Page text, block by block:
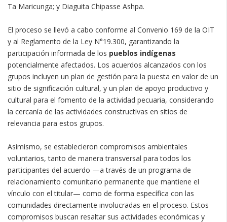
Ta Maricunga; y Diaguita Chipasse Ashpa.
El proceso se llevó a cabo conforme al Convenio 169 de la OIT
y al Reglamento de la Ley N°19.300, garantizando la
participación informada de los pueblos indígenas
potencialmente afectados. Los acuerdos alcanzados con los
grupos incluyen un plan de gestión para la puesta en valor de un
sitio de significación cultural, y un plan de apoyo productivo y
cultural para el fomento de la actividad pecuaria, considerando
la cercanía de las actividades constructivas en sitios de
relevancia para estos grupos.
Asimismo, se establecieron compromisos ambientales
voluntarios, tanto de manera transversal para todos los
participantes del acuerdo —a través de un programa de
relacionamiento comunitario permanente que mantiene el
vínculo con el titular— como de forma específica con las
comunidades directamente involucradas en el proceso. Estos
compromisos buscan resaltar sus actividades económicas y